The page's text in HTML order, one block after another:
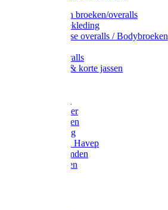
Toebehoren broeken/overalls
Signalisatiekleding
Amerikaanse overalls / Bodybroeken
Kinderoveralls
Stofjassen & korte jassen
Bodywarmer
Werkbroeken
Zaagkleding
Werkjassen Havep
Thermohemden
Overhemden